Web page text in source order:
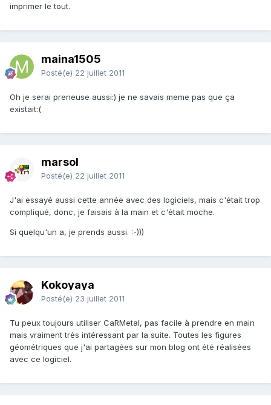
imprimer le tout.
maina1505
Posté(e) 22 juillet 2011
Oh je serai preneuse aussi:) je ne savais meme pas que ça
existait:(
marsol
Posté(e) 22 juillet 2011
J'ai essayé aussi cette année avec des logiciels, mais c'était trop
compliqué, donc, je faisais à la main et c'était moche.
Si quelqu'un a, je prends aussi. :-)))
Kokoyaya
Posté(e) 23 juillet 2011
Tu peux toujours utiliser CaRMetal, pas facile à prendre en main
mais vraiment très intéressant par la suite. Toutes les figures
géométriques que j'ai partagées sur mon blog ont été réalisées
avec ce logiciel.